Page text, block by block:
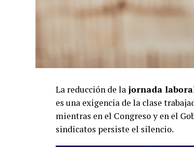
La reducción de la jornada
es una exigencia de la clase
mientras en el Congreso y en el
sindicatos persiste el silencio.